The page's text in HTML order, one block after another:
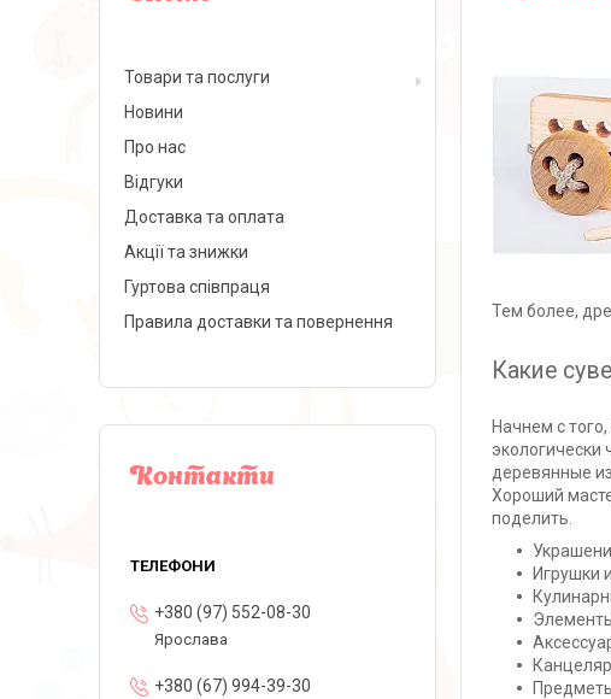
Тем более,
Какие
Начнем с
экологически
деревянные
Хороший
поделить.
Игрушки
Товари та послуги
Новини
Про нас
Відгуки
Доставка та оплата
Акції та знижки
Гуртова співпраця
Правила доставки та повернення
Контакти
+380 (97) 552-08-30
Ярослава
+380 (67) 994-39-30